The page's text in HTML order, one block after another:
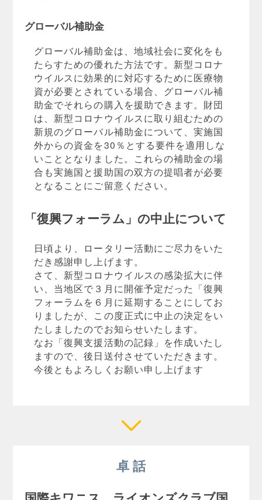
グローバル補助金
グローバル補助金は、地域社会に変化をも
たらすための優れた方法です。新型コロナ
ウイルスに効果的に対応するために医療物
資が必要とされている場合、グローバル補
助金でそれらの購入を援助できます。財団
は、新型コロナウイルスに取り組むための
新規のグローバル補助金について、実施国
外からの資金を30％とする要件を適用しな
いこととなりました。これらの補助金の場
合も実施国と援助国の双方の提唱者が必要
となることにご留意ください。
「復興フォーラム」の中止について
日頃より、ロータリー活動にご尽力をいた
だき感謝申し上げます。
さて、新型コロナウイルスの感染拡大に伴
い、当地区で３月に開催予定だった「復興
フォーラムを６月に延期することにしてお
りましたが、この度正式に中止の決定をい
たしましたのでお知らせいたします。
なお「復興支援活動の記録」を作成いたし
ますので、後日送付させていただきます。
今後ともよろしくお願い申し上げます
卓 話